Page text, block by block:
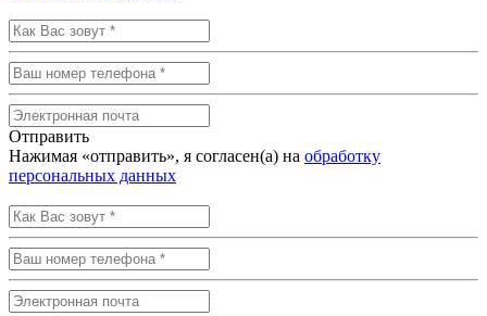
Отправить
Нажимая «отправить», я согласен(а) на обработку
персональных данных